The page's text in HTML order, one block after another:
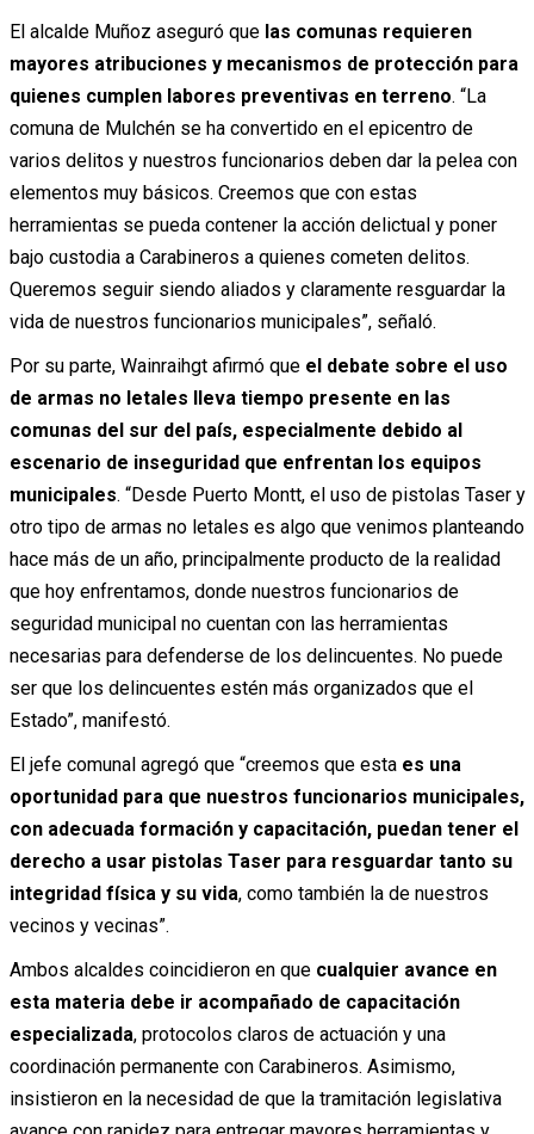
El alcalde Muñoz aseguró que las comunas requieren
mayores atribuciones y mecanismos de protección para
quienes cumplen labores preventivas en terreno. “La
comuna de Mulchén se ha convertido en el epicentro de
varios delitos y nuestros funcionarios deben dar la pelea con
elementos muy básicos. Creemos que con estas
herramientas se pueda contener la acción delictual y poner
bajo custodia a Carabineros a quienes cometen delitos.
Queremos seguir siendo aliados y claramente resguardar la
vida de nuestros funcionarios municipales”, señaló.
Por su parte, Wainraihgt afirmó que el debate sobre el uso
de armas no letales lleva tiempo presente en las
comunas del sur del país, especialmente debido al
escenario de inseguridad que enfrentan los equipos
municipales. “Desde Puerto Montt, el uso de pistolas Taser y
otro tipo de armas no letales es algo que venimos planteando
hace más de un año, principalmente producto de la realidad
que hoy enfrentamos, donde nuestros funcionarios de
seguridad municipal no cuentan con las herramientas
necesarias para defenderse de los delincuentes. No puede
ser que los delincuentes estén más organizados que el
Estado”, manifestó.
El jefe comunal agregó que “creemos que estaes una
oportunidad para que nuestros funcionarios municipales,
con adecuada formación y capacitación, puedan tener el
derecho a usar pistolas Taser para resguardar tanto su
integridad física y su vida, como también la de nuestros
vecinos y vecinas”.
Ambos alcaldes coincidieron en que cualquier avance en
esta materia debe ir acompañado de capacitación
especializada, protocolos claros de actuación y una
coordinación permanente con Carabineros. Asimismo,
insistieron en la necesidad de que la tramitación legislativa